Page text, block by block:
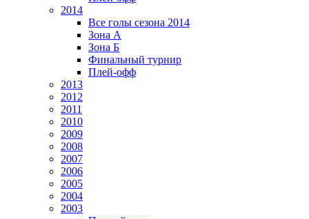
2014
Все голы сезона 2014
Зона А
Зона Б
Финальный турнир
Плей-офф
2013
2012
2011
2010
2009
2008
2007
2006
2005
2004
2003